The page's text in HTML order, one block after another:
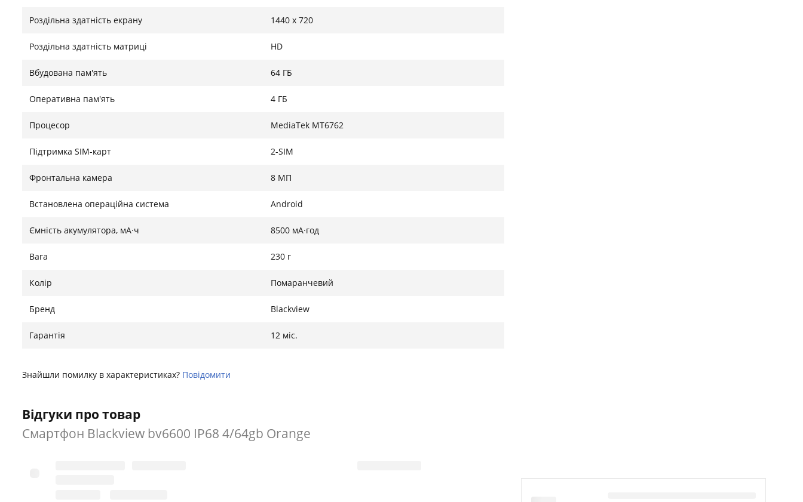
Роздільна здатність екрану 1440 х 720
Роздільна здатність матриці HD
Вбудована пам'ять 64 ГБ
Оперативна пам'ять 4 ГБ
Процесор MediaTek MT6762
Підтримка SIM-карт 2-SIM
Фронтальна камера 8 МП
Встановлена ​​операційна система Android
Ємність акумулятора, мА·ч 8500 мА·год
Вага 230 г
Колір Помаранчевий
Бренд Blackview
Гарантія 12 міс.
Знайшли помилку в характеристиках? Повідомити
Відгуки про товар
Смартфон Blackview bv6600 IP68 4/64gb Orange